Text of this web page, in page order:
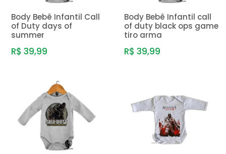
Body Bebê Infantil Call
of Duty days of
summer
R$ 39,99
Body Bebê Infantil call
of duty black ops game
tiro arma
R$ 39,99